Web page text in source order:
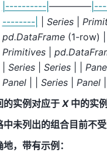
|----------| ————–
--------|
Series|
pd.DataFrame(1-row) |
Primitives|
Series| Series| |
Panel| | Series| Panel|
的实例对应于 X中的实例
中未列出的组合目前不
地，带有示例：